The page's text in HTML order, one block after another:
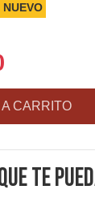
NUEVO
CARRITO
te